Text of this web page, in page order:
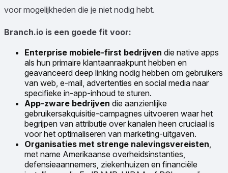
voor mogelijkheden die je niet nodig hebt.
Branch.io is een goede fit voor:
Enterprise mobiele-first bedrijven die native apps
als hun primaire klantaanraakpunt hebben en
geavanceerd deep linking nodig hebben om gebruikers
van web, e-mail, advertenties en social media naar
specifieke in-app-inhoud te sturen.
App-zware bedrijven die aanzienlijke
gebruikersakquisitie-campagnes uitvoeren waar het
begrijpen van attributie over kanalen heen cruciaal is
voor het optimaliseren van marketing-uitgaven.
Organisaties met strenge nalevingsvereisten,
met name Amerikaanse overheidsinstanties,
defensieaannemers, ziekenhuizen en financiële